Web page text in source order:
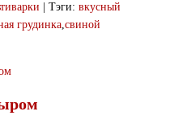
Тэги: вкусный
грудинка,свиной